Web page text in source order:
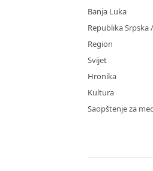
Banja Luka
Republika Srpska
Region
Svijet
Hronika
Kultura
Saopštenje za